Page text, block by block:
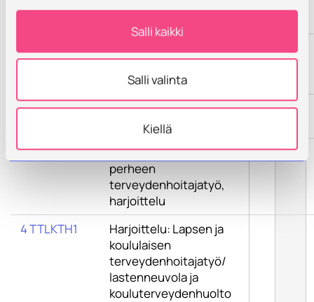
Salli kaikki
Salli valinta
Kiellä
nuoren
terveydenhoitajatyö
4 TTOPI1
Opiskelijan ja nuoren
terveydenhoitajatyö
4 TTLOH1
Lasta odottavan
perheen
terveydenhoitajatyö,
harjoittelu
4 TTLKTH1
Harjoittelu: Lapsen ja
koululaisen
terveydenhoitajatyö/
lastenneuvola ja
kouluterveydenhuolto